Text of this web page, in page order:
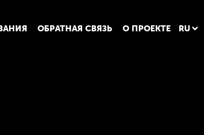
ОБРАТНАЯ СВЯЗЬ О ПРОЕКТЕ RU